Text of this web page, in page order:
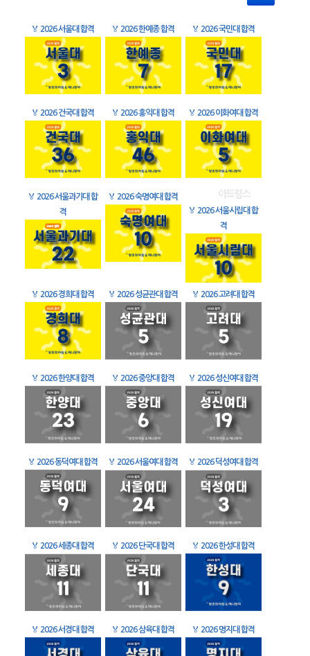
🏅 2026 서울대 합격 🏅 2026 한예종 합격 🏅 2026 국민대 합격
🏅 2026 건국대 합격 🏅 2026 홍익대 합격 🏅 2026 이화여대 합격
🏅 2026 서울과기대 합
격
🏅 2026 숙명여대 합격
🏅 2026 서울시립대 합
격
🏅 2026 경희대 합격 🏅 2026 성균관대 합격 🏅 2026 고려대 합격
🏅 2026 한양대 합격 🏅 2026 중앙대 합격 🏅 2026 성신여대 합격
🏅 2026 동덕여대 합격 🏅 2026 서울여대 합격 🏅 2026 덕성여대 합격
🏅 2026 세종대 합격 🏅 2026 단국대 합격 🏅 2026 한성대 합격
🏅 2026 서경대 합격 🏅 2026 삼육대 합격 🏅 2026 명지대 합격